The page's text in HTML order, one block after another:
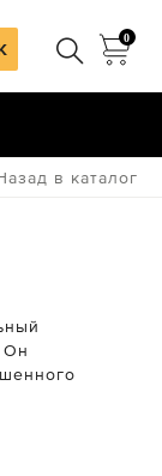
0
в каталог
Он